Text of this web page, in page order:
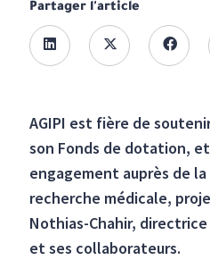
Partager l'article
AGIPI est fière de
son Fonds de dotation,
engagement auprès de
recherche médicale,
Nothias-Chahir, directrice
et ses collaborateurs.